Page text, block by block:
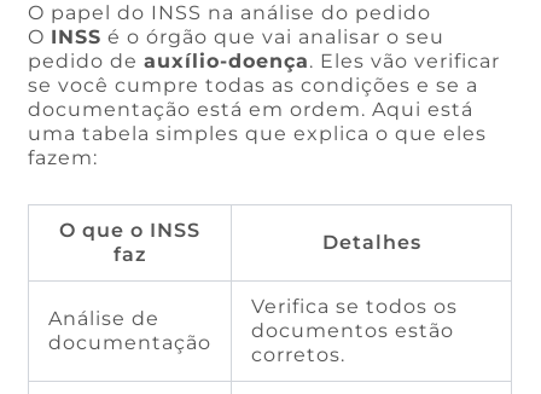
O papel do INSS na análise do pedido
O INSS é o órgão que vai analisar o seu
pedido deauxílio-doença. Eles vão verificar
se você cumpre todas as condições e se a
documentação está em ordem. Aqui está
uma tabela simples que explica o que eles
fazem:
O que o INSS
faz
Detalhes
Análise de
documentação
Verifica se todos os
documentos estão
corretos.